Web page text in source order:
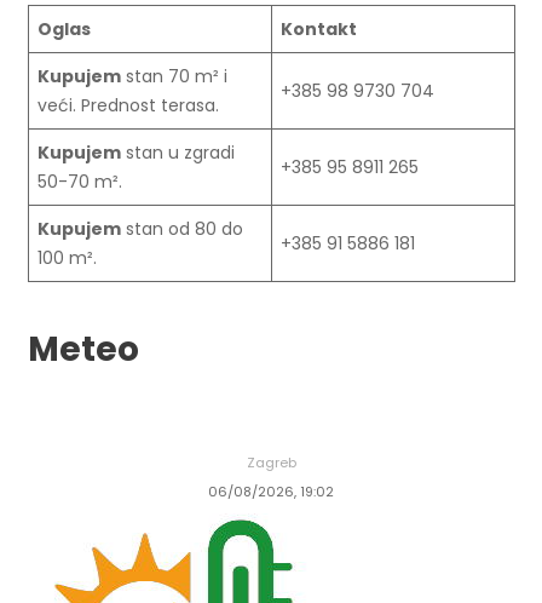
Oglas
Kontakt
Kupujemstan 70 m² i
veći. Prednost terasa.
+385 98 9730 704
Kupujemstan u zgradi
50-70 m².
+385 95 8911 265
Kupujemstan od 80 do
100 m².
+385 91 5886 181
Meteo
Zagreb
06/08/2026, 19:02